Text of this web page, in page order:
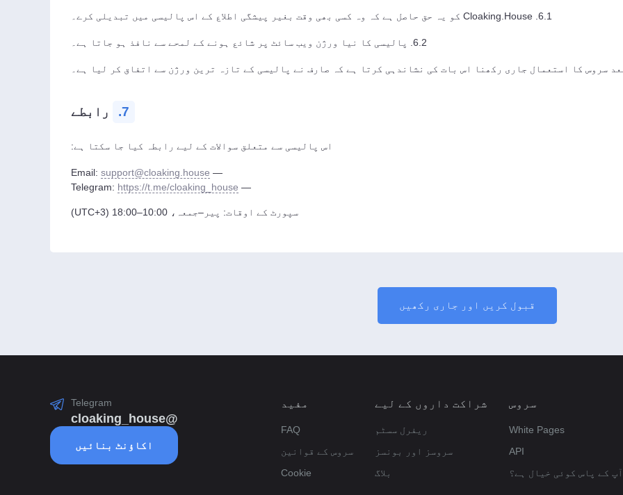
6.1. Cloaking.House کو یہ حق حاصل ہے کہ وہ کسی بھی وقت بغیر پیشگی اطلاع کے اس پالیسی میں تبدیلی کرے۔
6.2. پالیسی کا نیا ورژن ویب سائٹ پر شائع ہونے کے لمحے سے نافذ ہو جاتا ہے۔
سروس کا استعمال جاری رکھنا اس بات کی نشاندہی کرتا ہے کہ صارف نے پالیسی کے تازہ ترین ورژن سے اتفاق کر لیا ہے۔
7. رابطے
اس پالیسی سے متعلق سوالات کے لیے رابطہ کیا جا سکتا ہے:
— Email:
support@cloaking.house
— Telegram:
https://t.me/cloaking_house
سپورٹ کے اوقات: پیر–جمعہ، 10:00–18:00 (UTC+3)
قبول کریں اور جاری رکھیں
سروس
White Pages
API
کے پاس کوئی خیال ہے؟
شراکت داروں کے لیے
ریفرل سسٹم
سروسز اور بونسز
بلاگ
مفید
FAQ
سروس کے قوانین
Cookie
Telegram
@cloaking_house
اکاؤنٹ بنائیں